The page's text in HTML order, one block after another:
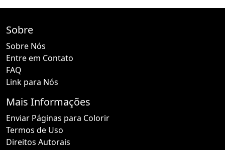
Sobre
Sobre Nós
Entre em Contato
FAQ
Link para Nós
Mais Informações
Enviar Páginas para Colorir
Termos de Uso
Direitos Autorais